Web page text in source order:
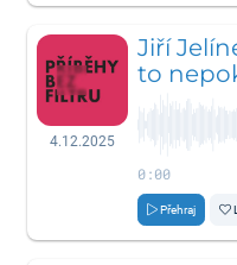
4.12.2025
Jiří
to
0:00
Přehraj